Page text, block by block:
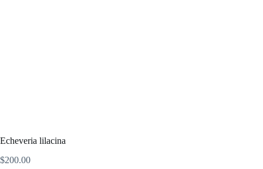
Echeveria lilacina
$200.00